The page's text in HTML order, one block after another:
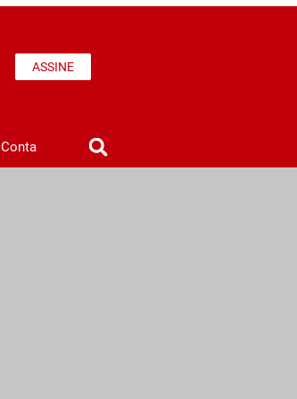
ASSINE
Conta